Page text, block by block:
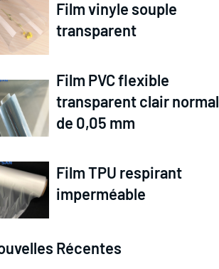
Film vinyle souple
transparent
Film PVC flexible
transparent clair normal
de 0,05 mm
Film TPU respirant
imperméable
Récentes